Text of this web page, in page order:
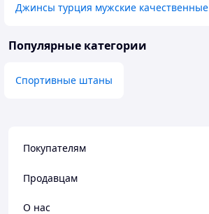
Джинсы турция мужские качественные
Популярные категории
Спортивные штаны
Покупателям
Продавцам
О нас